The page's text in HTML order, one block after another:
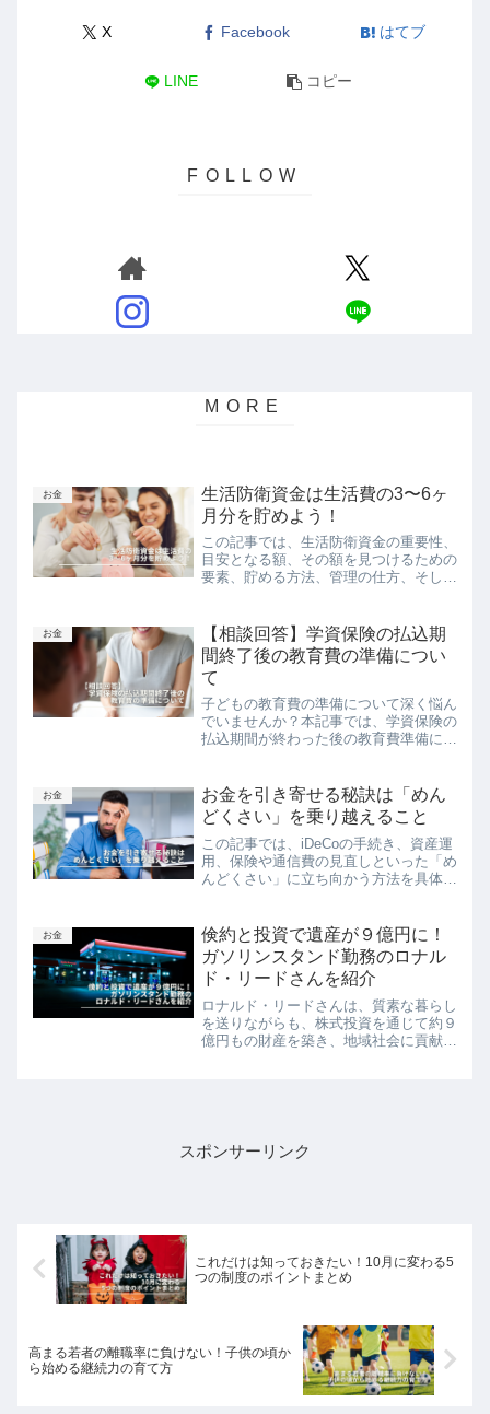
X Facebook はてブ
LINE コピー
お金
生活防衛資金は生活費の3〜6ヶ
月分を貯めよう！
この記事では、生活防衛資金の重要性、
目安となる額、その額を見つけるための
要素、貯める方法、管理の仕方、そして
期せぬ事態に備えて、自分に適した生活
防衛資金を設定し、金銭的な安心感を得
ましょう。
お金
【相談回答】学資保険の払込期
間終了後の教育費の準備につい
て
子どもの教育費の準備について深く悩ん
でいませんか？本記事では、学資保険の
払込期間が終わった後の教育費準備につ
やす方法を提案します。これにより、子
どもの中学、高校、大学進学の各ステー
ジで必要な資金を確保し、子どものやり
たいことをしっかりと応援することがで
きます。
お金
お金を引き寄せる秘訣は「めん
どくさい」を乗り越えること
この記事では、iDeCoの手続き、資産運
用、保険や通信費の見直しといった「め
んどくさい」に立ち向かう方法を具体的
出す勇気を持つことで、あなたがお金を
引き寄せる未来へと進むことができま
す。
お金
倹約と投資で遺産が９億円に！
ガソリンスタンド勤務のロナル
ド・リードさんを紹介
ロナルド・リードさんは、質素な暮らし
を送りながらも、株式投資を通じて約９
億円もの財産を築き、地域社会に貢献し
スポンサーリンク
これだけは知っておきたい！10月に変わる5
つの制度のポイントまとめ
高まる若者の離職率に負けない！子供の頃か
ら始める継続力の育て方